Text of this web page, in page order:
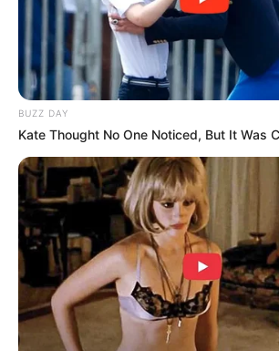
BUZZ DAY
Kate Thought No One Noticed, But It Was